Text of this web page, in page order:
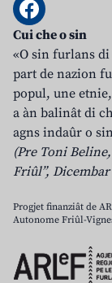
Cui che o sin
«O sin furlans
part de nazion
popul, une
a àn balinât di
agns indaûr o
(Pre Toni
Friûl”, Dicembar
Progjet finanziât de
Autonome Friûl-